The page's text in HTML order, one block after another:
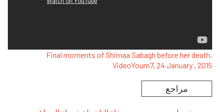
Final moments of Shimaa Sabagh before her death,
VideoYoum7, 24 January , 2015
مراجع